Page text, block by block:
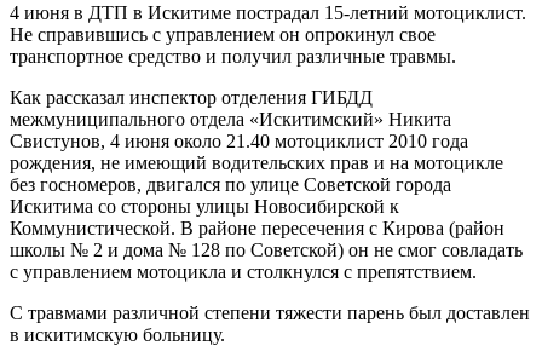
4 июня в ДТП в Искитиме пострадал 15-летний мотоциклист.
Не справившись с управлением он опрокинул свое
транспортное средство и получил различные травмы.
Как рассказал инспектор отделения ГИБДД
межмуниципального отдела «Искитимский» Никита
Свистунов, 4 июня около 21.40 мотоциклист 2010 года
рождения, не имеющий водительских прав и на мотоцикле
без госномеров, двигался по улице Советской города
Искитима со стороны улицы Новосибирской к
Коммунистической. В районе пересечения с Кирова (район
школы № 2 и дома № 128 по Советской) он не смог совладать
с управлением мотоцикла и столкнулся с препятствием.
С травмами различной степени тяжести парень был доставлен
в искитимскую больницу.